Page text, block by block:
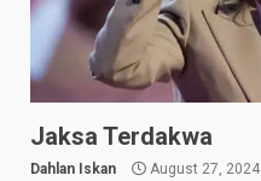
Jaksa Terdakwa
Dahlan Iskan August 27, 2024